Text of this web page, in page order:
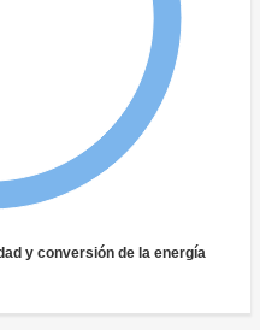
y conversión de la energía